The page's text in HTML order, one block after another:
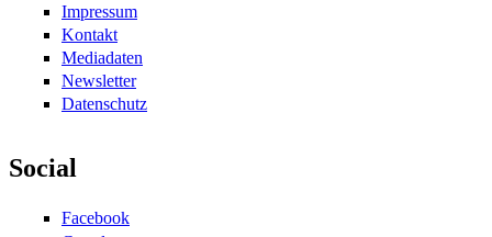
Impressum
Kontakt
Mediadaten
Newsletter
Datenschutz
Social
Facebook